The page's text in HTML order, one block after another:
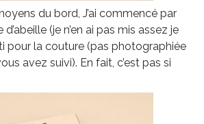
du bord, J’ai commencé par
(je n’en ai pas mis assez je
pour la couture (pas photographiée
avez suivi). En fait, c’est pas si